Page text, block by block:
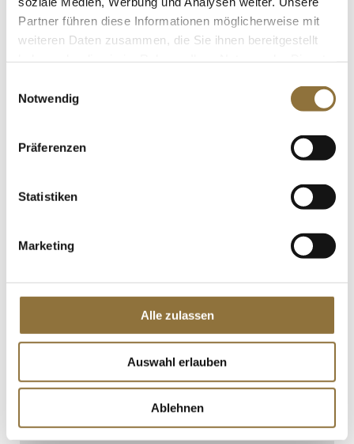
Partner führen diese Informationen möglicherweise mit
weiteren Daten zusammen, die Sie ihnen bereitgestellt
Notwendig
Präferenzen
Statistiken
Marketing
Alle zulassen
Auswahl erlauben
Ablehnen
St.
€ 10,05
LEBENSMITTELKENNZEICHNUNGEN
Blinis Mini - für Kaviar, ø 5,5 cm, TK, 135
g, 16 St
Art.Nr.:32665
€ 49,33/ kg